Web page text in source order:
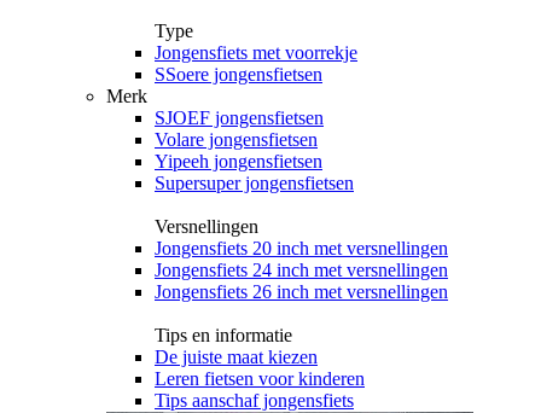
Type
Jongensfiets met voorrekje
SSoere jongensfietsen
Merk
SJOEF jongensfietsen
Volare jongensfietsen
Yipeeh jongensfietsen
Supersuper jongensfietsen
Versnellingen
Jongensfiets 20 inch met versnellingen
Jongensfiets 24 inch met versnellingen
Jongensfiets 26 inch met versnellingen
Tips en informatie
De juiste maat kiezen
Leren fietsen voor kinderen
Tips aanschaf jongensfiets